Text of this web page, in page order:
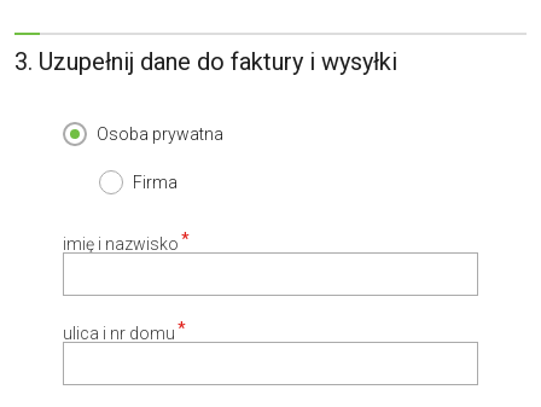
Kredyt hipoteczny z
operatem za 0 zł
3. Uzupełnij dane do faktury i wysyłki
Osoba prywatna
Firma
imię i nazwisko
ulica i nr domu